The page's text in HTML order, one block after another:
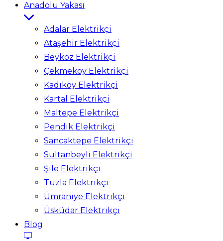
Anadolu Yakası
Adalar Elektrikçi
Ataşehir Elektrikçi
Beykoz Elektrikçi
Çekmeköy Elektrikçi
Kadıköy Elektrikçi
Kartal Elektrikçi
Maltepe Elektrikçi
Pendik Elektrikçi
Sancaktepe Elektrikçi
Sultanbeyli Elektrikçi
Şile Elektrikçi
Tuzla Elektrikçi
Ümraniye Elektrikçi
Üsküdar Elektrikçi
Blog